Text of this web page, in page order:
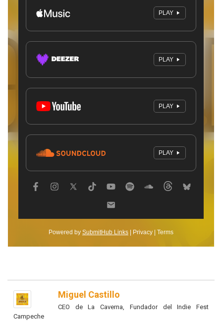
Miguel Castillo
CEO de La Caverna, Fundador del Indie Fest
Campeche